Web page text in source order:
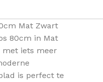
Mat Zwart
80cm in Mat
met iets meer
is perfect te